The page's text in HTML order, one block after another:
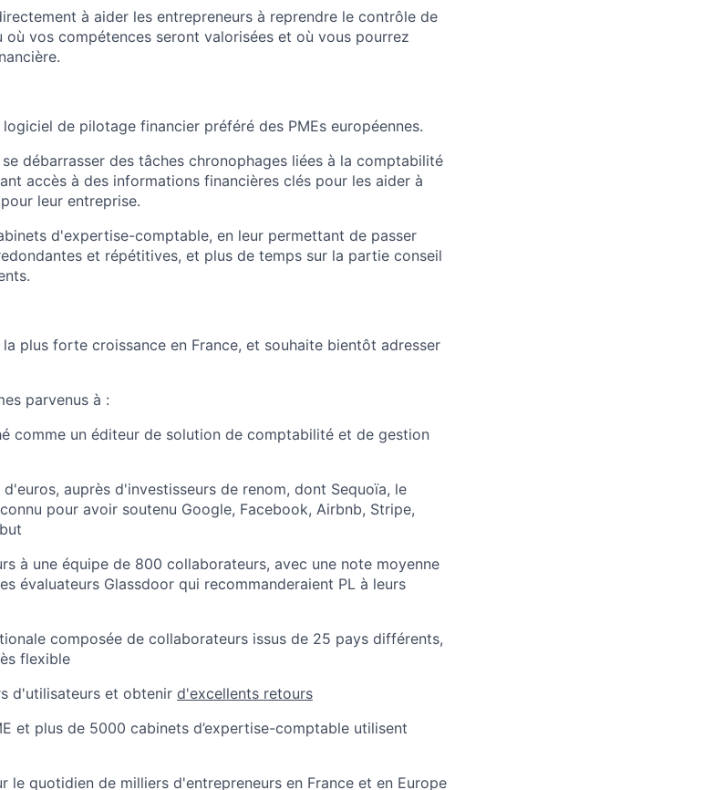
à aider les entrepreneurs à reprendre le contrôle de
où vos compétences seront valorisées et où vous pourrez
de pilotage financier préféré des PMEs européennes.
débarrasser des tâches chronophages liées à la comptabilité
accès à des informations financières clés pour les aider à
leur entreprise.
d'expertise-comptable, en leur permettant de passer
et répétitives, et plus de temps sur la partie conseil
la plus forte croissance en France, et souhaite bientôt adresser
parvenus à :
comme un éditeur de solution de comptabilité et de gestion
auprès d'investisseurs de renom, dont Sequoïa, le
pour avoir soutenu Google, Facebook, Airbnb, Stripe,
à une équipe de 800 collaborateurs, avec une note moyenne
évaluateurs Glassdoor qui recommanderaient PL à leurs
composée de collaborateurs issus de 25 pays différents,
flexible
d'utilisateurs et obtenir d'excellents retours
et plus de 5000 cabinets d’expertise-comptable utilisent
le quotidien de milliers d'entrepreneurs en France et en Europe